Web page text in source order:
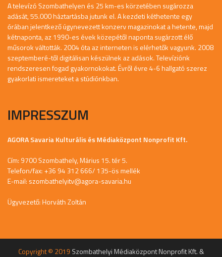
A televízó Szombathelyen és 25 km-es körzetében sugározza
adását, 55.000 háztartásba jutunk el. A kezdeti kéthetente egy
órában jelentkező úgynevezett konzerv magazinokat a hetente, majd
kétnaponta, az 1990-es évek közepétől naponta sugárzott élő
műsorok váltották. 2004 óta az interneten is elérhetők vagyunk. 2008
szeptemberé-től digitálisan készülnek az adások. Televíziónk
rendszeresen fogad gyakornokokat. Évről évre 4-6 hallgató szerez
gyakorlati ismereteket a stúdiónkban.
IMPRESSZUM
AGORA Savaria Kulturális és Médiaközpont Nonprofit Kft.
Cím: 9700 Szombathely, Márius 15. tér 5.
Telefon/fax: +36 94 312 666/ 135-ös mellék
E-mail: szombathelyitv@agora-savaria.hu
Ügyvezető: Horváth Zoltán
Copyright © 2019 Szombathelyi Médiaközpont Nonprofit Kft. &